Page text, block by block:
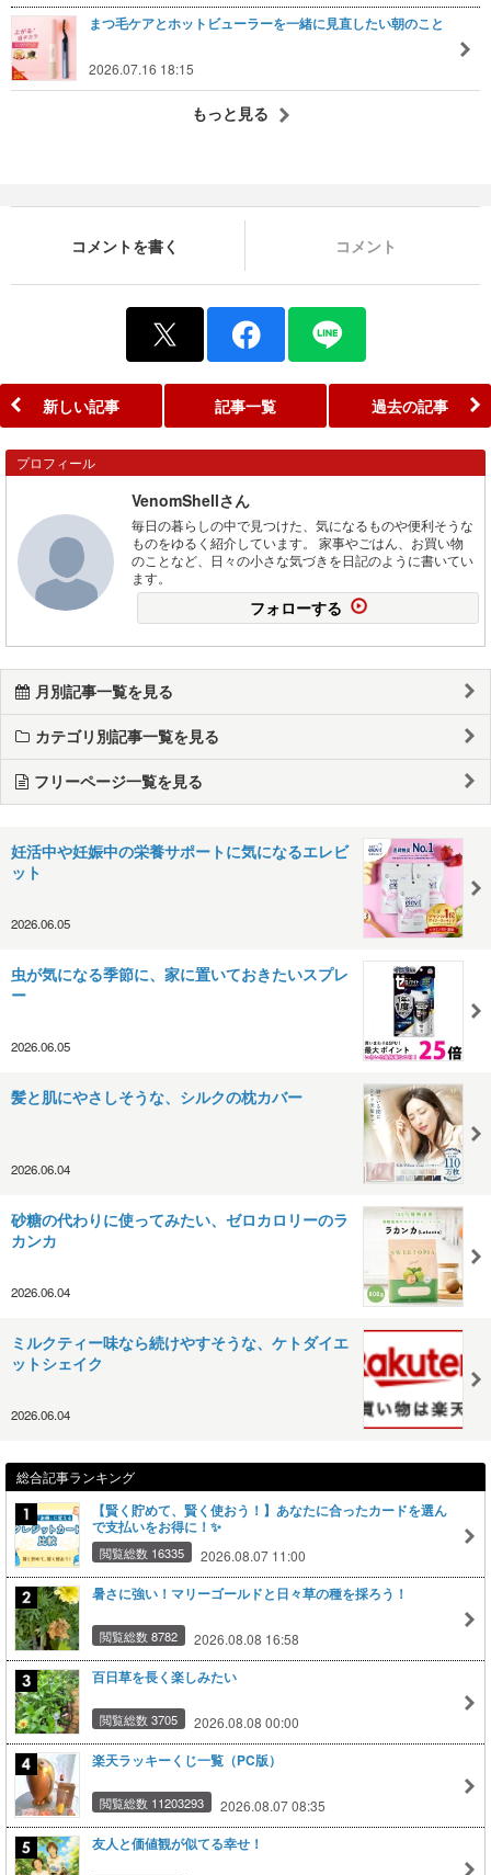
まつ毛ケアとホットビューラーを一緒に見直したい朝のこと
2026.07.16 18:15
もっと見る
コメントを書く コメント
新しい記事 記事一覧 過去の記事
プロフィール
VenomShellさん
毎日の暮らしの中で見つけた、気になるものや便利そうな
ものをゆるく紹介しています。 家事やごはん、お買い物
のことなど、日々の小さな気づきを日記のように書いてい
ます。
フォローする
月別記事一覧を見る
カテゴリ別記事一覧を見る
フリーページ一覧を見る
妊活中や妊娠中の栄養サポートに気になるエレビ
ット
2026.06.05
虫が気になる季節に、家に置いておきたいスプレ
ー
2026.06.05
髪と肌にやさしそうな、シルクの枕カバー
2026.06.04
砂糖の代わりに使ってみたい、ゼロカロリーのラ
カンカ
2026.06.04
ミルクティー味なら続けやすそうな、ケトダイエ
ットシェイク
2026.06.04
総合記事ランキング
【賢く貯めて、賢く使おう！】あなたに合ったカードを選ん
で支払いをお得に！✨
閲覧総数 16335 2026.08.07 11:00
暑さに強い！マリーゴールドと日々草の種を採ろう！
閲覧総数 8782 2026.08.08 16:58
百日草を長く楽しみたい
閲覧総数 3705 2026.08.08 00:00
楽天ラッキーくじ一覧（PC版）
閲覧総数 11203293 2026.08.07 08:35
友人と価値観が似てる幸せ！